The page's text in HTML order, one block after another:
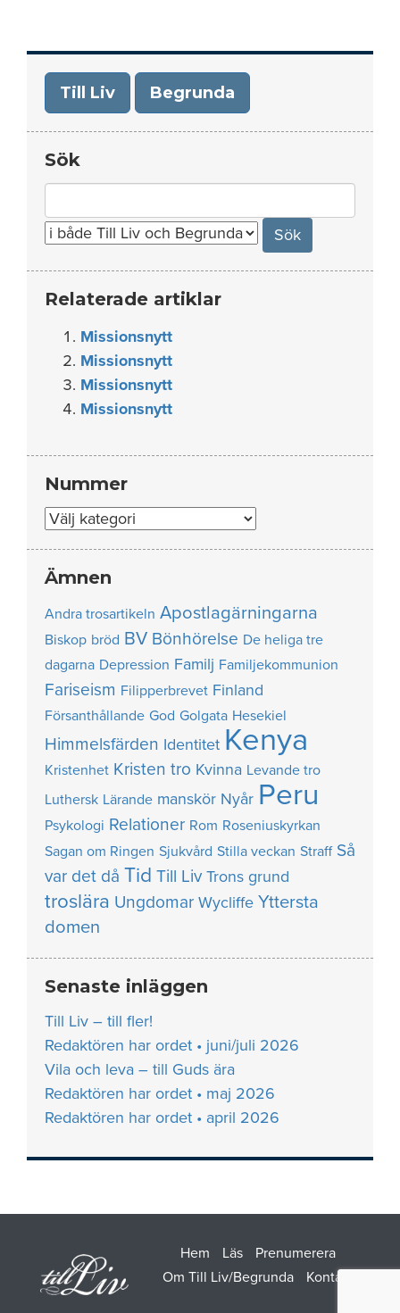
Till Liv Begrunda
Sök
for:
Relaterade artiklar
Missionsnytt
Missionsnytt
Missionsnytt
Missionsnytt
Nummer
Nummer
Ämnen
Andra trosartikeln Apostlagärningarna
Biskop bröd BV Bönhörelse De heliga tre
dagarna Depression Familj Familjekommunion
Fariseism Filipperbrevet Finland
Försanthållande God Golgata Hesekiel
Himmelsfärden Identitet Kenya
Kristenhet Kristen tro Kvinna Levande tro
Luthersk Lärande manskör Nyår Peru
Psykologi Relationer Rom Roseniuskyrkan
Sagan om Ringen Sjukvård Stilla veckan Straff Så
var det då Tid Till Liv Trons grund
troslära Ungdomar Wycliffe Yttersta
domen
Senaste inläggen
Till Liv – till fler!
Redaktören har ordet • juni/juli 2026
Vila och leva – till Guds ära
Redaktören har ordet • maj 2026
Redaktören har ordet • april 2026
Hem Läs
Prenumerera
Om Till Liv/Begrunda
Kontakt